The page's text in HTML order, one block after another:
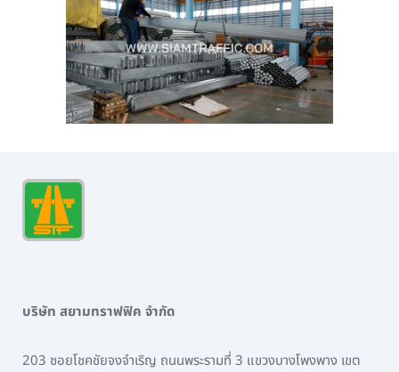
บริษัท สยามทราฟฟิค จำกัด
203 ซอยโชคชัยจงจำเริญ ถนนพระรามที่ 3 แขวงบางโพงพาง เขต